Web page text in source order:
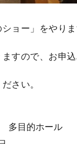
ョー」をやりま
すので、お申
さい。
多目的ホール